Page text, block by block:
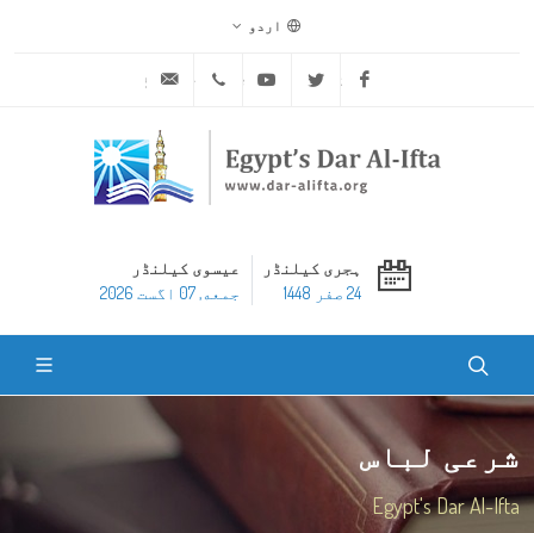
اردو
Facebook
Twitter
Youtube
ہجری کیلنڈر
24 صفر 1448
عیسوی کیلنڈر
جمعه, 07 اگست 2026
شرعی لباس
Egypt's Dar Al-Ifta